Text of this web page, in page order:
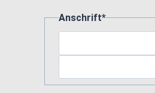
Anschrift*